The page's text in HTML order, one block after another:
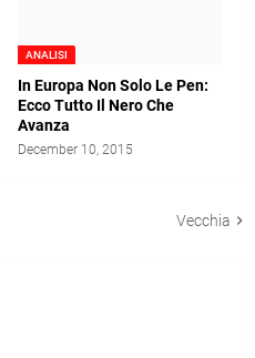
ANALISI
In Europa Non Solo Le Pen:
Ecco Tutto Il Nero Che
Avanza
December 10, 2015
Vecchia